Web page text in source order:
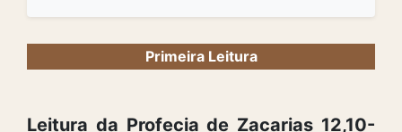
Primeira Leitura
Leitura da Profecia de Zacarias 12,10-